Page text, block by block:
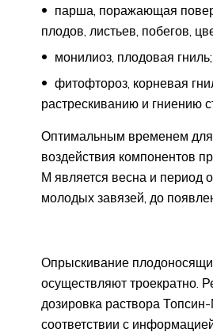
парша, поражающая
плодов, листьев, побегов,
монилиоз, плодовая гниль;
фитофтороз, корневая
растрескиванию и гниению
Оптимальным временем
воздействия компонентов
М является весна и период
молодых завязей, до
Опрыскивание
осуществляют троекратно.
дозировка раствора
соответствии с